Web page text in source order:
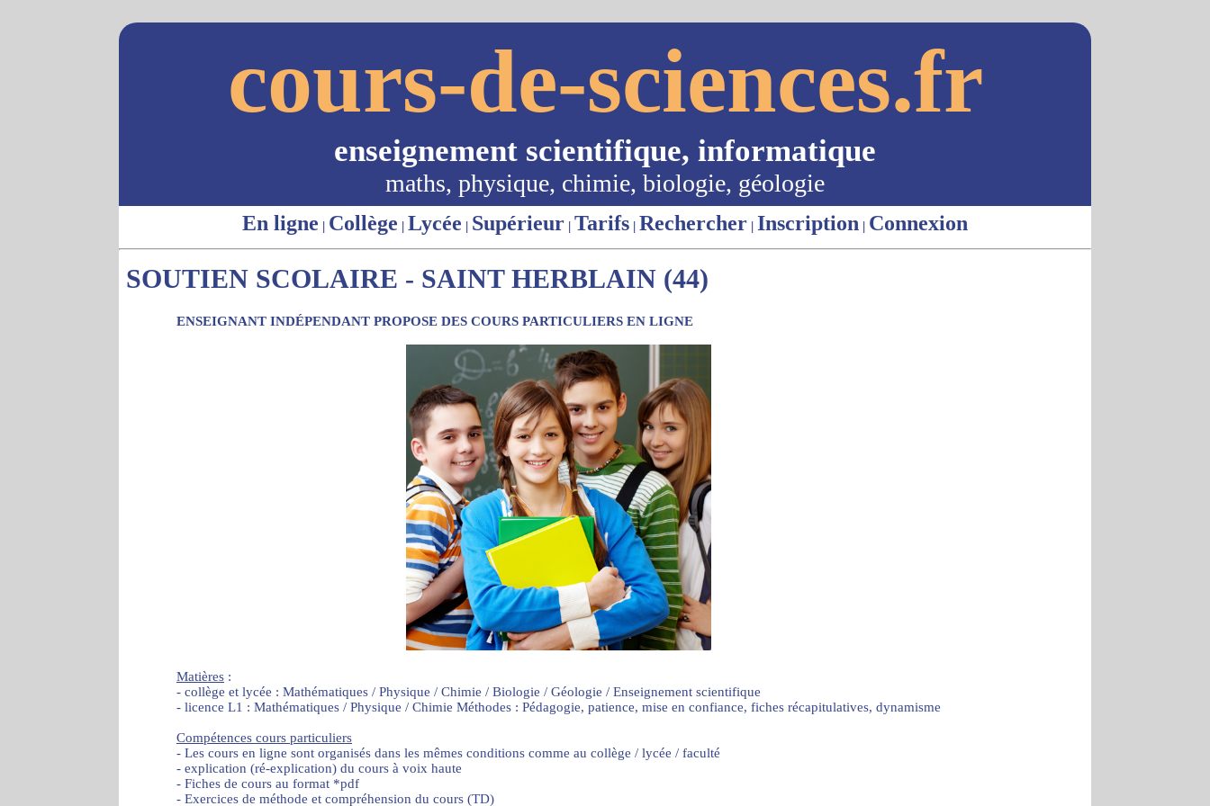
cours-de-sciences.fr
enseignement scientifique, informatique
maths, physique, chimie, biologie, géologie
En ligne | Collège | Lycée | Supérieur | Tarifs | Rechercher | Inscription | Connexion
SOUTIEN SCOLAIRE - SAINT HERBLAIN (44)
ENSEIGNANT INDÉPENDANT PROPOSE DES COURS PARTICULIERS EN LIGNE
Matières :
- collège et lycée : Mathématiques / Physique / Chimie / Biologie / Géologie / Enseignement scientifique
- licence L1 : Mathématiques / Physique / Chimie Méthodes : Pédagogie, patience, mise en confiance, fiches récapitulatives, dynamisme
Compétences cours particuliers
- Les cours en ligne sont organisés dans les mêmes conditions comme au collège / lycée / faculté
- explication (ré-explication) du cours à voix haute
- Fiches de cours au format *pdf
- Exercices de méthode et compréhension du cours (TD)